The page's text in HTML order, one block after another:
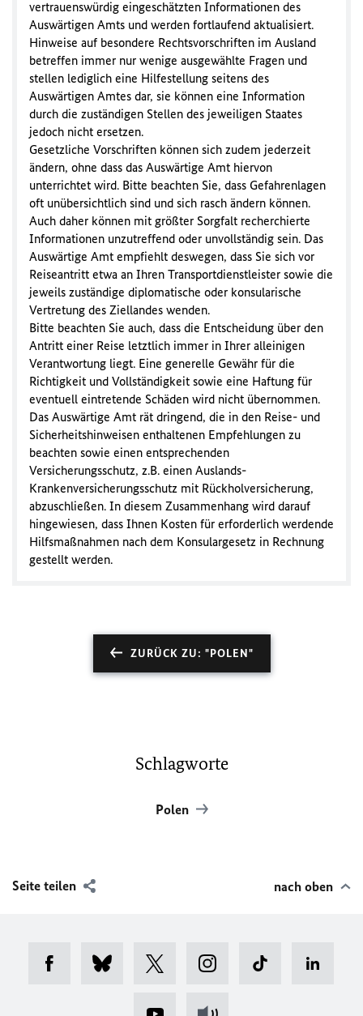
vertrauenswürdig eingeschätzten Informationen des
Auswärtigen Amts und werden fortlaufend aktualisiert.
Hinweise auf besondere Rechtsvorschriften im Ausland
betreffen immer nur wenige ausgewählte Fragen und
stellen lediglich eine Hilfestellung seitens des
Auswärtigen Amtes dar, sie können eine Information
durch die zuständigen Stellen des jeweiligen Staates
jedoch nicht ersetzen.
Gesetzliche Vorschriften können sich zudem jederzeit
ändern, ohne dass das Auswärtige Amt hiervon
unterrichtet wird. Bitte beachten Sie, dass Gefahrenlagen
oft unübersichtlich sind und sich rasch ändern können.
Auch daher können mit größter Sorgfalt recherchierte
Informationen unzutreffend oder unvollständig sein. Das
Auswärtige Amt empfiehlt deswegen, dass Sie sich vor
Reiseantritt etwa an Ihren Transportdienstleister sowie die
jeweils zuständige diplomatische oder konsularische
Vertretung des Ziellandes wenden.
Bitte beachten Sie auch, dass die Entscheidung über den
Antritt einer Reise letztlich immer in Ihrer alleinigen
Verantwortung liegt. Eine generelle Gewähr für die
Richtigkeit und Vollständigkeit sowie eine Haftung für
eventuell eintretende Schäden wird nicht übernommen.
Das Auswärtige Amt rät dringend, die in den Reise- und
Sicherheitshinweisen enthaltenen Empfehlungen zu
beachten sowie einen entsprechenden
Versicherungsschutz, z.B. einen Auslands-
Krankenversicherungsschutz mit Rückholversicherung,
abzuschließen. In diesem Zusammenhang wird darauf
hingewiesen, dass Ihnen Kosten für erforderlich werdende
Hilfsmaßnahmen nach dem Konsulargesetz in Rechnung
gestellt werden.
ZURÜCK ZU: "POLEN"
Schlagworte
Polen
Seite teilen nach oben